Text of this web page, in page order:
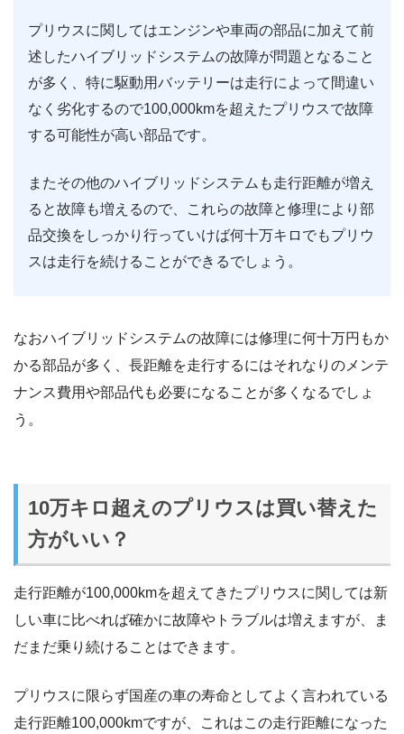
プリウスに関してはエンジンや車両の部品に加えて前
述したハイブリッドシステムの故障が問題となること
が多く、特に駆動用バッテリーは走行によって間違い
なく劣化するので100,000kmを超えたプリウスで故障
する可能性が高い部品です。
またその他のハイブリッドシステムも走行距離が増え
ると故障も増えるので、これらの故障と修理により部
品交換をしっかり行っていけば何十万キロでもプリウ
スは走行を続けることができるでしょう。
なおハイブリッドシステムの故障には修理に何十万円もか
かる部品が多く、長距離を走行するにはそれなりのメンテ
ナンス費用や部品代も必要になることが多くなるでしょ
う。
10万キロ超えのプリウスは買い替えた
方がいい？
走行距離が100,000kmを超えてきたプリウスに関しては新
しい車に比べれば確かに故障やトラブルは増えますが、ま
だまだ乗り続けることはできます。
プリウスに限らず国産の車の寿命としてよく言われている
走行距離100,000kmですが、これはこの走行距離になった